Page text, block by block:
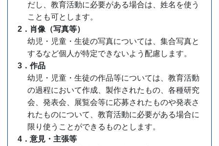
だし、教育活動に必要がある場合は、姓名を使う
ことも可とします。
2．肖像（写真等）
幼児・児童・生徒の写真については、集合写真と
するなど個人が特定できないよう配慮します。
3．作品
幼児・児童・生徒の作品等については、教育活動
の過程において作成、製作されたもの、各種研究
会、発表会、展覧会等に応募されたものや発表さ
れたものについて、教育活動に必要がある場合に
限り使うことができるものとします。
4．意見・主張等